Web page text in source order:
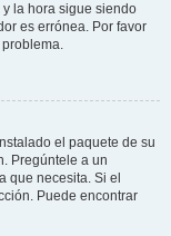
la hora sigue siendo
es errónea. Por favor
el paquete de su
Pregúntele a un
que necesita. Si el
Puede encontrar